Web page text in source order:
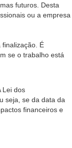
futuros. Desta
ou a empresa
É
se o trabalho está
Lei dos
seja, se da data da
financeiros e